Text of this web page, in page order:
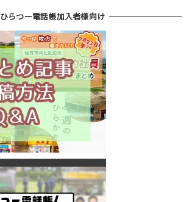
ひらつー電話帳加入者様向け